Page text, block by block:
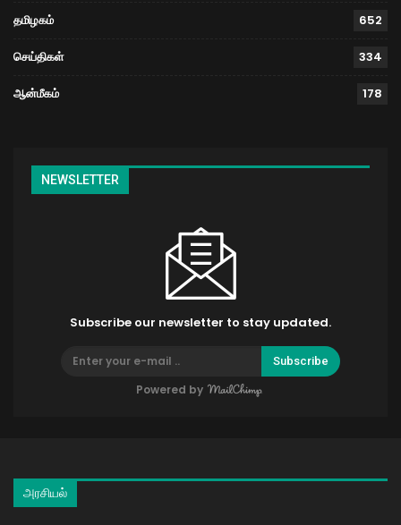
தமிழகம் 652
செய்திகள் 334
ஆன்மீகம் 178
NEWSLETTER
Subscribe our newsletter to stay updated.
Subscribe
Powered by
அரசியல்